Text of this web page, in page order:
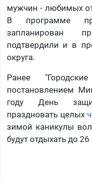
мужчин - любимых
В программе
запланирован
подтвердили и в
округа.
Ранее
постановлением
году День
праздновать целых
зимой каникулы
будут отдыхать до